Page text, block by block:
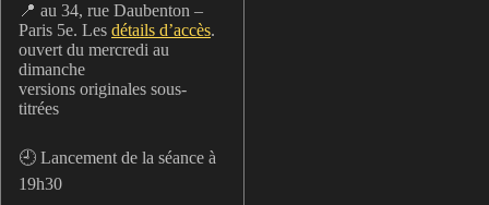
📍 au 34, rue Daubenton –
Paris 5e. Les détails d’accès.
ouvert du mercredi au
dimanche
versions originales sous-
titrées
🕘 Lancement de la séance à
19h30